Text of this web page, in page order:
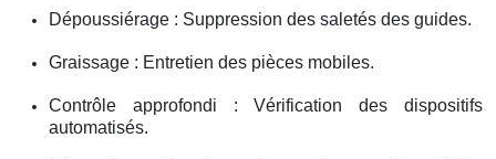
Dépoussiérage : Suppression des saletés des guides.
Graissage : Entretien des pièces mobiles.
Contrôle approfondi : Vérification des dispositifs
automatisés.